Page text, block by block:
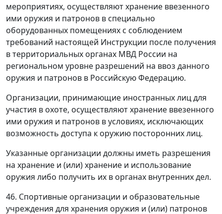
мероприятиях, осуществляют хранение ввезенного
ими оружия и патронов в специально
оборудованных помещениях с соблюдением
требований настоящей Инструкции после получения
в территориальных органах МВД России на
региональном уровне разрешений на ввоз данного
оружия и патронов в Российскую Федерацию.
Организации, принимающие иностранных лиц для
участия в охоте, осуществляют хранение ввезенного
ими оружия и патронов в условиях, исключающих
возможность доступа к оружию посторонних лиц.
Указанные организации должны иметь разрешения
на хранение и (или) хранение и использование
оружия либо получить их в органах внутренних дел.
46. Спортивные организации и образовательные
учреждения для хранения оружия и (или) патронов